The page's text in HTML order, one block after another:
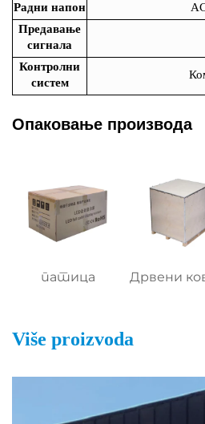
Радни напон
Предавање
сигнала
Контролни
систем
Опаковање производа
патица Дрвени
Više proizvoda